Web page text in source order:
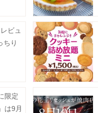
ビュ
ちり
限定
は9月